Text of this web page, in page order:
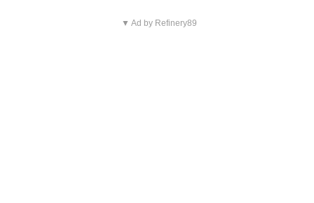
▼ Ad by Refinery89